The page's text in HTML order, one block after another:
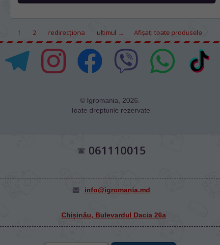
1 2 redirecţiona ultimul → Afișați toate produsele
© Igromania, 2026.
Toate drepturile rezervate
061110015
info@igromania.md
Chișinău, Bulevardul Dacia 26а